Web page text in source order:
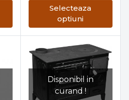
Selecteaza
optiuni
Disponibil in
curand !